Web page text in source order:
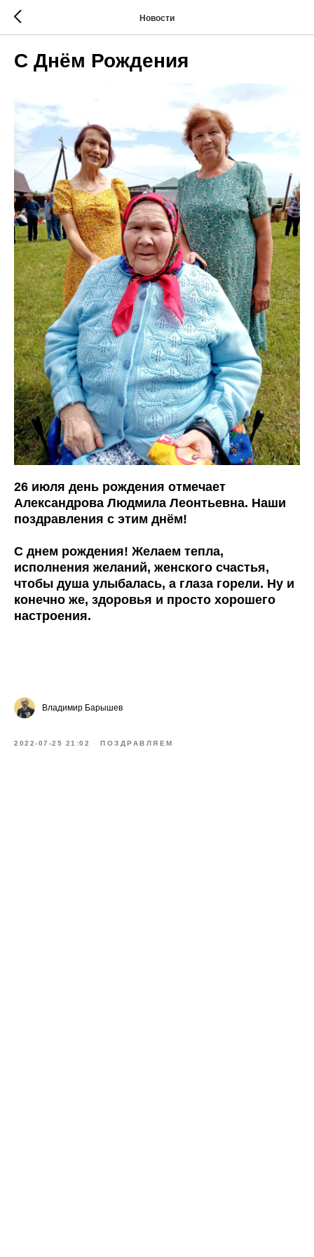
Новости
С Днём Рождения
26 июля день рождения отмечает
Александрова Людмила Леонтьевна. Наши
поздравления с этим днём!
С днем рождения! Желаем тепла,
исполнения желаний, женского счастья,
чтобы душа улыбалась, а глаза горели. Ну и
конечно же, здоровья и просто хорошего
настроения.
Владимир Барышев
2022-07-25 21:02 ПОЗДРАВЛЯЕМ